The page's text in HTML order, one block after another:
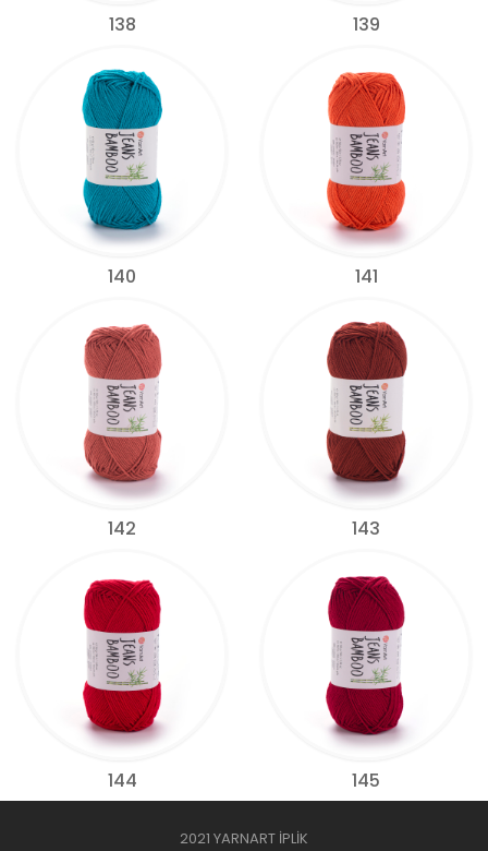
138 139
140 141
142 143
144 145
2021 YARNART İPLİK